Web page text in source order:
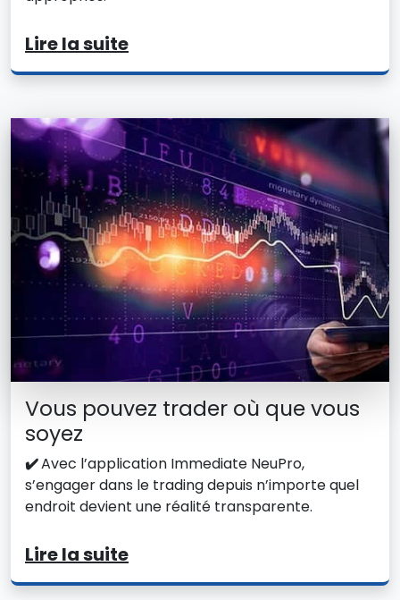
Lire la suite
Vous pouvez trader où que vous
soyez
✔️Avec l’application Immediate NeuPro,
s’engager dans le trading depuis n’importe quel
endroit devient une réalité transparente.
Lire la suite